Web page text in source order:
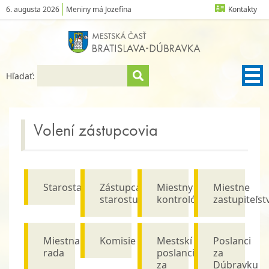
6. augusta 2026 Meniny má Jozefína Kontakty
Hľadať:
Volení zástupcovia
Starosta
Zástupca
starostu
Miestny
kontrolór
Miestne
Miestna
rada
Komisie
Mestskí
poslanci
za
Poslanci
za
Dúbravku